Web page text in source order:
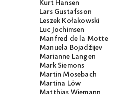
Kurt Hansen
Lars Gustafsson
Leszek Kołakowski
Luc Jochimsen
Manfred de la Motte
Manuela Bojadžijev
Marianne Langen
Mark Siemons
Martin Mosebach
Martina Löw